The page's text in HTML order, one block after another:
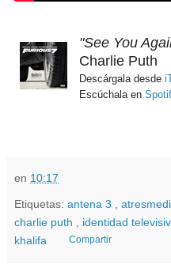
"See You
Charlie Puth
Descárgala desde
Escúchala en
en 10:17
Etiquetas: antena 3
charlie puth
identidad
khalifa
Compartir